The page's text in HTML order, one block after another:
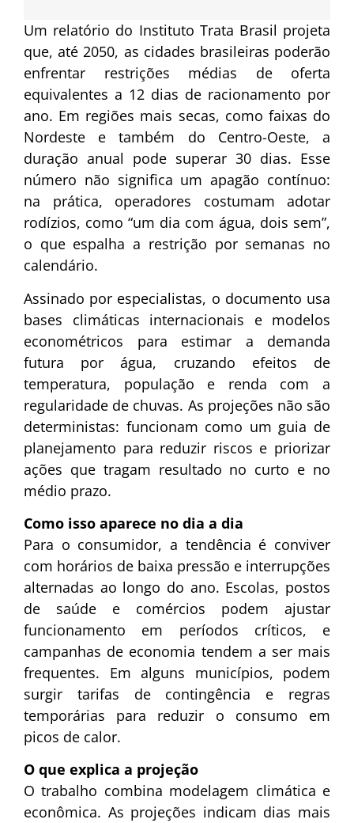
Um relatório do Instituto Trata Brasil projeta
que, até 2050, as cidades brasileiras poderão
enfrentar restrições médias de oferta
equivalentes a 12 dias de racionamento por
ano. Em regiões mais secas, como faixas do
Nordeste e também do Centro-Oeste, a
duração anual pode superar 30 dias. Esse
número não significa um apagão contínuo:
na prática, operadores costumam adotar
rodízios, como “um dia com água, dois sem”,
o que espalha a restrição por semanas no
calendário.
Assinado por especialistas, o documento usa
bases climáticas internacionais e modelos
econométricos para estimar a demanda
futura por água, cruzando efeitos de
temperatura, população e renda com a
regularidade de chuvas. As projeções não são
deterministas: funcionam como um guia de
planejamento para reduzir riscos e priorizar
ações que tragam resultado no curto e no
médio prazo.
Como isso aparece no dia a dia
Para o consumidor, a tendência é conviver
com horários de baixa pressão e interrupções
alternadas ao longo do ano. Escolas, postos
de saúde e comércios podem ajustar
funcionamento em períodos críticos, e
campanhas de economia tendem a ser mais
frequentes. Em alguns municípios, podem
surgir tarifas de contingência e regras
temporárias para reduzir o consumo em
picos de calor.
O que explica a projeção
O trabalho combina modelagem climática e
econômica. As projeções indicam dias mais